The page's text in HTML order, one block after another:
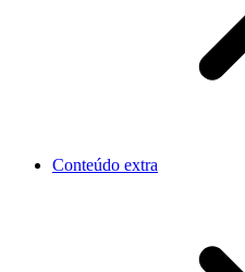
Conteúdo extra